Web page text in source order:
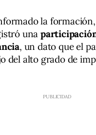
la
una
, un dato que el
del alto grado de